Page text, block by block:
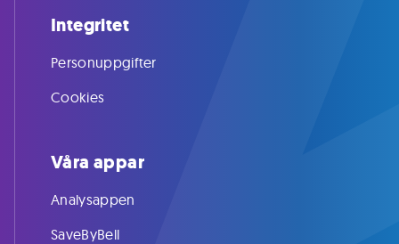
Integritet
Personuppgifter
Cookies
Våra appar
Analysappen
SaveByBell